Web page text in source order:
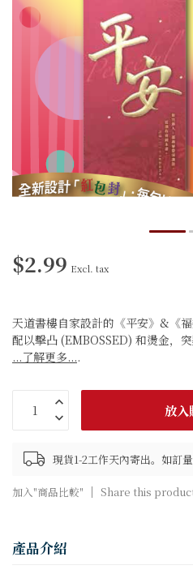
$2.99 Excl. tax
天道書樓自家設計的《平安》&《福
配以擊凸 (EMBOSSED) 和燙金，
...了解更多....
放入
現貨1-2工作天內寄出。如訂
加入"商品比較" Share this
產品介紹